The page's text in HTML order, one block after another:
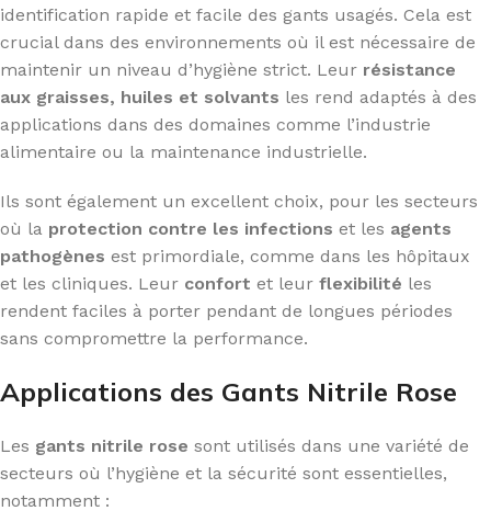
identification rapide et facile des gants usagés. Cela est
crucial dans des environnements où il est nécessaire de
maintenir un niveau d’hygiène strict. Leur résistance
aux graisses, huiles et solvants les rend adaptés à des
applications dans des domaines comme l’industrie
alimentaire ou la maintenance industrielle.
Ils sont également un excellent choix, pour les secteurs
où la protection contre les infections et les agents
pathogènes est primordiale, comme dans les hôpitaux
et les cliniques. Leur confort et leur flexibilité les
rendent faciles à porter pendant de longues périodes
sans compromettre la performance.
Applications des Gants Nitrile Rose
Les gants nitrile rose sont utilisés dans une variété de
secteurs où l’hygiène et la sécurité sont essentielles,
notamment :